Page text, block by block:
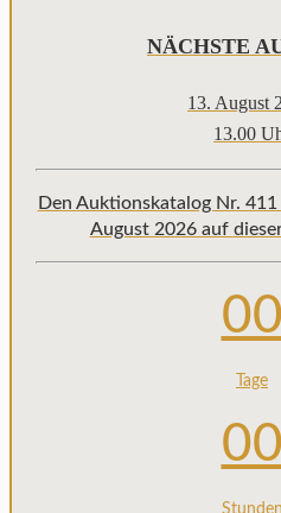
NÄCHSTE
13. August
13.00
Den Auktionskatalog Nr.
August 2026 auf
00
Tage
00
Stunden